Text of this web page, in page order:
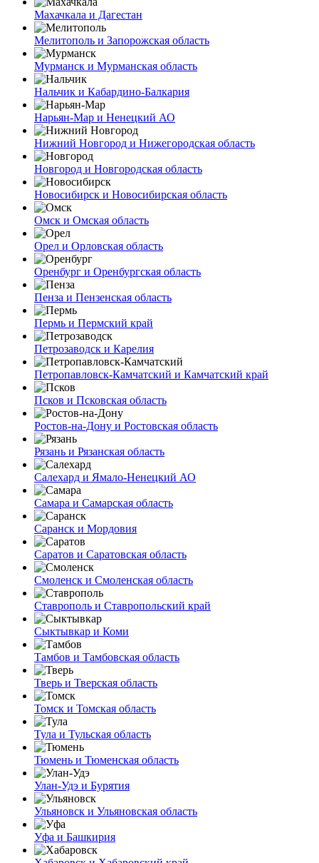
Махачкала и Дагестан
Мелитополь и Запорожская область
Мурманск и Мурманская область
Нальчик и Кабардино-Балкария
Нарьян-Мар и Ненецкий АО
Нижний Новгород и Нижегородская область
Новгород и Новгородская область
Новосибирск и Новосибирская область
Омск и Омская область
Орел и Орловская область
Оренбург и Оренбургская область
Пенза и Пензенская область
Пермь и Пермский край
Петрозаводск и Карелия
Петропавловск-Камчатский и Камчатский край
Псков и Псковская область
Ростов-на-Дону и Ростовская область
Рязань и Рязанская область
Салехард и Ямало-Ненецкий АО
Самара и Самарская область
Саранск и Мордовия
Саратов и Саратовская область
Смоленск и Смоленская область
Ставрополь и Ставропольский край
Сыктывкар и Коми
Тамбов и Тамбовская область
Тверь и Тверская область
Томск и Томская область
Тула и Тульская область
Тюмень и Тюменская область
Улан-Удэ и Бурятия
Ульяновск и Ульяновская область
Уфа и Башкирия